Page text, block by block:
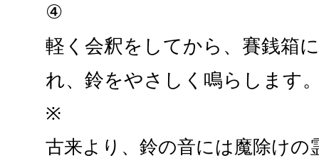
④
軽く会釈をしてから、賽銭箱
れ、鈴をやさしく鳴らします
※
古来より、鈴の音には魔除けの